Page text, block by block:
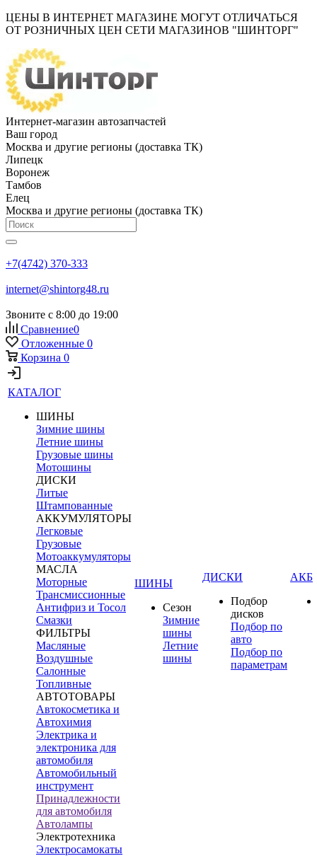
ЦЕНЫ В ИНТЕРНЕТ МАГАЗИНЕ МОГУТ ОТЛИЧАТЬСЯ
ОТ РОЗНИЧНЫХ ЦЕН СЕТИ МАГАЗИНОВ "ШИНТОРГ"
Интернет-магазин автозапчастей
Ваш город
Москва и другие регионы (доставка ТК)
Липецк
Воронеж
Тамбов
Елец
Москва и другие регионы (доставка ТК)
+7(4742) 370-333
internet@shintorg48.ru
Звоните с 8:00 до 19:00
Сравнение0
Отложенные 0
Корзина 0
КАТАЛОГ
ШИНЫ
Зимние шины
Летние шины
Грузовые шины
Мотошины
ДИСКИ
Литые
Штампованные
АККУМУЛЯТОРЫ
Легковые
Грузовые
Мотоаккумуляторы
МАСЛА
Моторные
Трансмиссионные
Антифриз и Тосол
Смазки
ФИЛЬТРЫ
Масляные
Воздушные
Салонные
Топливные
АВТОТОВАРЫ
Автокосметика и
Автохимия
Электрика и
электроника для
автомобиля
Автомобильный
инструмент
Принадлежности
для автомобиля
Автолампы
Электротехника
Электросамокаты
ШИНЫ
Сезон
Зимние
шины
Летние
шины
ДИСКИ
Подбор
дисков
Подбор по
авто
Подбор по
параметрам
АКБ